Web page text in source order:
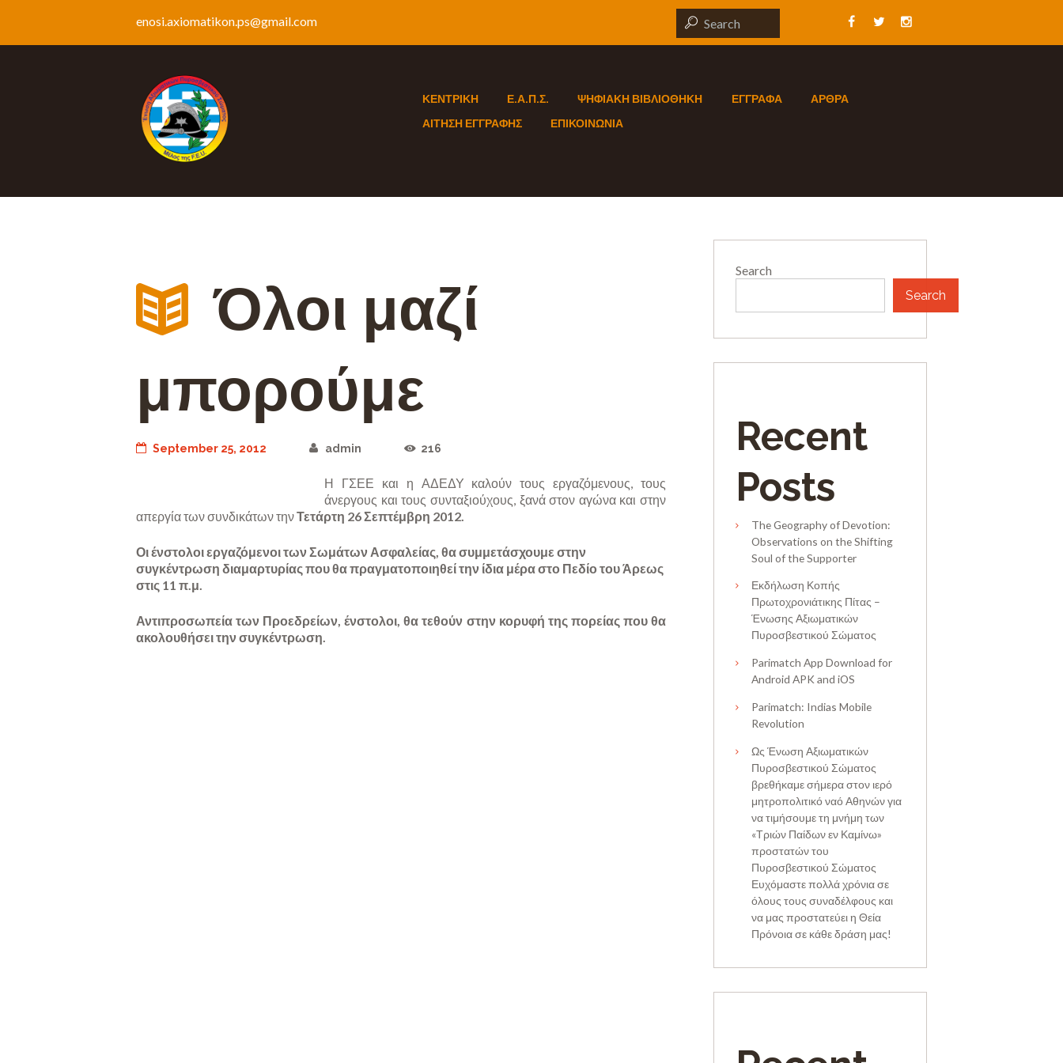
enosi.axiomatikon.ps@gmail.com
ΚΕΝΤΡΙΚΗ Ε.Α.Π.Σ. ΨΗΦΙΑΚΗ ΒΙΒΛΙΟΘΗΚΗ ΕΓΓΡΑΦΑ
ΑΡΘΡΑ
ΑΙΤΗΣΗ ΕΓΓΡΑΦΗΣ
ΕΠΙΚΟΙΝΩΝΙΑ
Όλοι μαζί
μπορούμε
September 25, 2012 admin 216
Η ΓΣΕΕ και η ΑΔΕΔΥ καλούν τους εργαζόμενους, τους
άνεργους και τους συνταξιούχους, ξανά στον αγώνα και στην
απεργία των συνδικάτων τηνΤετάρτη 26 Σεπτέμβρη 2012.
Οι ένστολοι εργαζόμενοι των Σωμάτων Ασφαλείας, θα συμμετάσχουμε στην
συγκέντρωση διαμαρτυρίας που θα πραγματοποιηθεί την ίδια μέρα στο Πεδίο του Άρεως
στις 11 π.μ.
Αντιπροσωπεία των Προεδρείων, ένστολοι, θα τεθούν στην κορυφή της πορείας που θα
ακολουθήσει την συγκέντρωση.
Search
Search
Recent
Posts
The Geography of Devotion:
Observations on the Shifting
Soul of the Supporter
Εκδήλωση Κοπής
Πρωτοχρονιάτικης Πίτας –
Ένωσης Αξιωματικών
Πυροσβεστικού Σώματος
Parimatch App Download for
Android APK and iOS
Parimatch: Indias Mobile
Revolution
Ως Ένωση Αξιωματικών
Πυροσβεστικού Σώματος
βρεθήκαμε σήμερα στον ιερό
μητροπολιτικό ναό Αθηνών για
να τιμήσουμε τη μνήμη των
«Τριών Παίδων εν Καμίνω»
προστατών του
Πυροσβεστικού Σώματος
Ευχόμαστε πολλά χρόνια σε
όλους τους συναδέλφους και
να μας προστατεύει η Θεία
Πρόνοια σε κάθε δράση μας!